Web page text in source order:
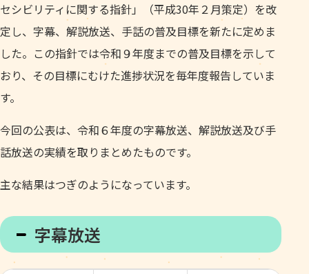
セシビリティに関する指針」（平成30年２月策定）を改
定し、字幕、解説放送、手話の普及目標を新たに定めま
した。この指針では令和９年度までの普及目標を示して
おり、その目標にむけた進捗状況を毎年度報告していま
す。
今回の公表は、令和６年度の字幕放送、解説放送及び手
話放送の実績を取りまとめたものです。
主な結果はつぎのようになっています。
字幕放送